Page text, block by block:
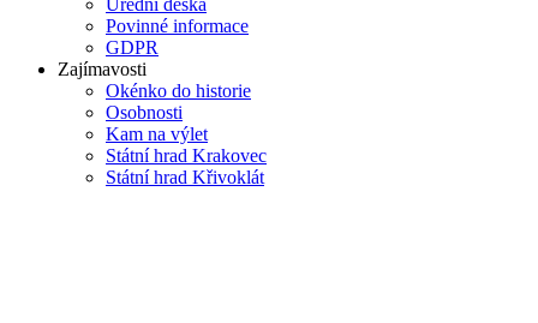
Povinné informace
GDPR
Zajímavosti
Okénko do historie
Osobnosti
Kam na výlet
Státní hrad Krakovec
Státní hrad Křivoklát